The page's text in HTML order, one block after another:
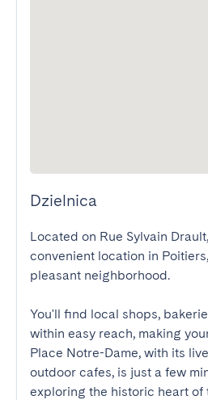
Dzielnica
Located on Rue Sylvain
convenient location in
pleasant neighborhood.
You'll find local shops,
within easy reach, making
Place Notre-Dame, with its
outdoor cafes, is just a few
exploring the historic heart of